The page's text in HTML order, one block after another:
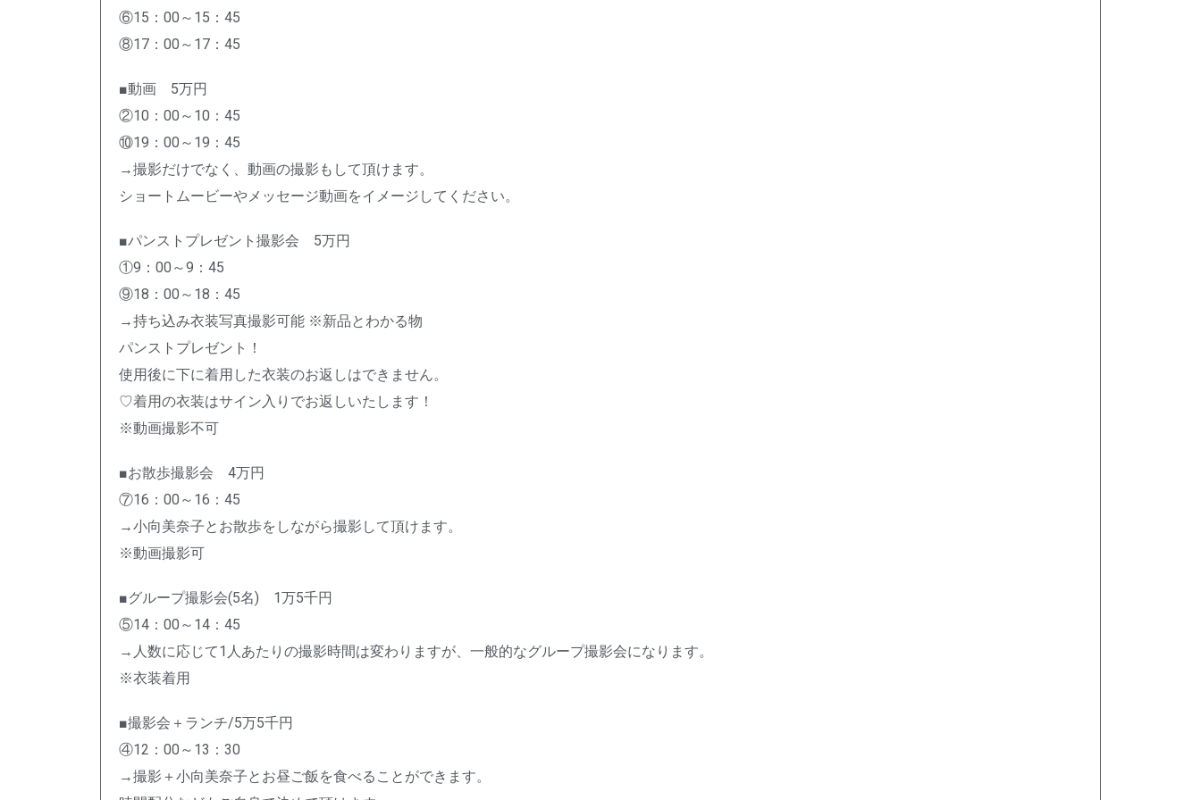
⑥15：00～15：45
⑧17：00～17：45
■動画 5万円
②10：00～10：45
⑩19：00～19：45
→撮影だけでなく、動画の撮影もして頂けます。
ショートムービーやメッセージ動画をイメージしてください。
■パンストプレゼント撮影会 5万円
①9：00～9：45
⑨18：00～18：45
→持ち込み衣装写真撮影可能 ※新品とわかる物
パンストプレゼント！
使用後に下に着用した衣装のお返しはできません。
♡着用の衣装はサイン入りでお返しいたします！
※動画撮影不可
■お散歩撮影会 4万円
⑦16：00～16：45
→小向美奈子とお散歩をしながら撮影して頂けます。
※動画撮影可
■グループ撮影会(5名) 1万5千円
⑤14：00～14：45
→人数に応じて1人あたりの撮影時間は変わりますが、一般的なグループ撮影会になります。
※衣装着用
■撮影会＋ランチ/5万5千円
④12：00～13：30
→撮影＋小向美奈子とお昼ご飯を食べることができます。